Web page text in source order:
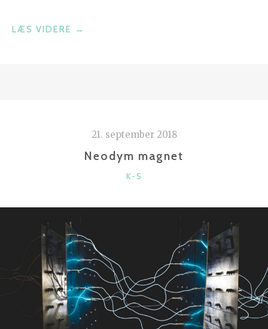
LÆS VIDERE “MUSIK
→
21. september 2018
Neodym magnet
KATEGORIER
K-S